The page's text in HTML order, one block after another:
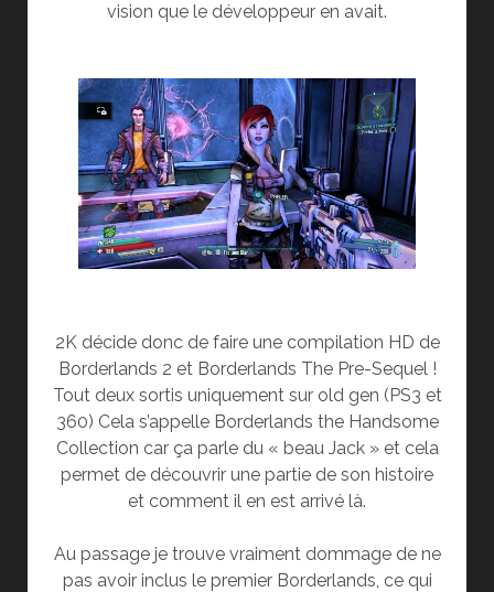
vision que le développeur en avait.
2K décide donc de faire une compilation HD de
Borderlands 2 et Borderlands The Pre-Sequel !
Tout deux sortis uniquement sur old gen (PS3 et
360) Cela s’appelle Borderlands the Handsome
Collection car ça parle du « beau Jack » et cela
permet de découvrir une partie de son histoire
et comment il en est arrivé là.
Au passage je trouve vraiment dommage de ne
pas avoir inclus le premier Borderlands, ce qui